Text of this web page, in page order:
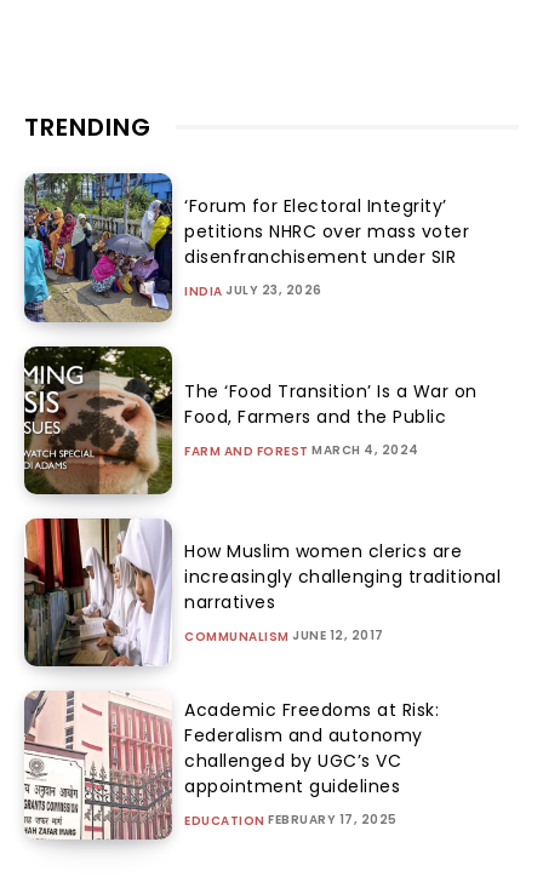
TRENDING
‘Forum for Electoral Integrity’
petitions NHRC over mass voter
disenfranchisement under SIR
INDIA JULY 23, 2026
The ‘Food Transition’ Is a War on
Food, Farmers and the Public
FARM AND FOREST MARCH 4, 2024
How Muslim women clerics are
increasingly challenging traditional
narratives
COMMUNALISM JUNE 12, 2017
Academic Freedoms at Risk:
Federalism and autonomy
challenged by UGC’s VC
appointment guidelines
EDUCATION FEBRUARY 17, 2025